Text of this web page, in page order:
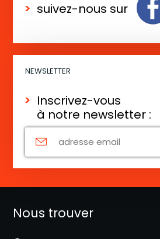
suivez-nous sur
NEWSLETTER
Inscrivez-vous
à notre newsletter :
Nous trouver